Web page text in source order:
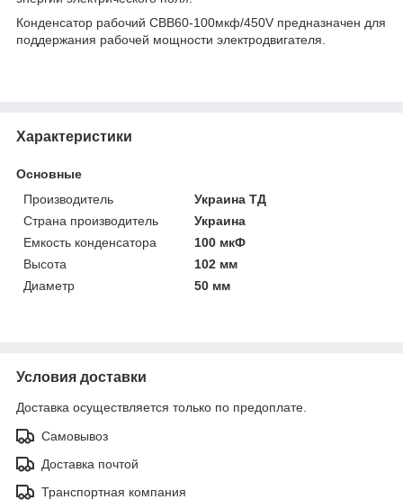
Конденсатор рабочий СВВ60-100мкф/450V предназначен для
поддержания рабочей мощности электродвигателя.
Характеристики
Основные
Производитель
Украина ТД
Страна производитель
Украина
Емкость конденсатора
100 мкФ
Высота
102 мм
Диаметр
50 мм
Условия доставки
Доставка осуществляется только по предоплате.
Самовывоз
Доставка почтой
Транспортная компания